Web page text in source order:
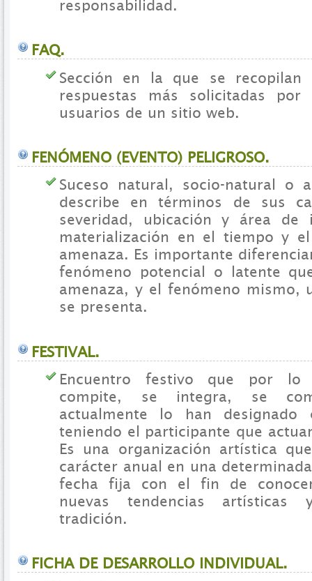
responsabilidad.
FAQ.
Sección en la que se recopilan
respuestas más solicitadas
usuarios de un sitio web.
FENÓMENO (EVENTO) PELIGROSO.
Suceso natural, socio-natural o
describe en términos de sus
severidad, ubicación y área de
materialización en el tiempo y
amenaza. Es importante
fenómeno potencial o latente
amenaza, y el fenómeno mismo,
se presenta.
FESTIVAL.
Encuentro festivo que por
compite, se integra, se
actualmente lo han designado
teniendo el participante que
Es una organización artística
carácter anual en una
fecha fija con el fin de
nuevas tendencias artísticas
tradición.
FICHA DE DESARROLLO INDIVIDUAL.